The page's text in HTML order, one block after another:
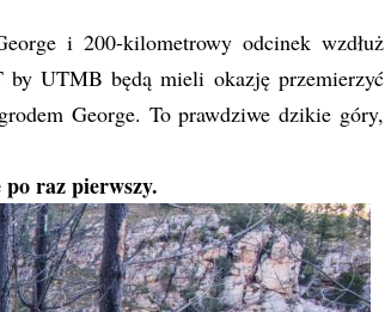
i 200-kilometrowy odcinek wzdłuż
by UTMB będą mieli okazję przemierzyć
George. To prawdziwe dzikie góry,
raz pierwszy.